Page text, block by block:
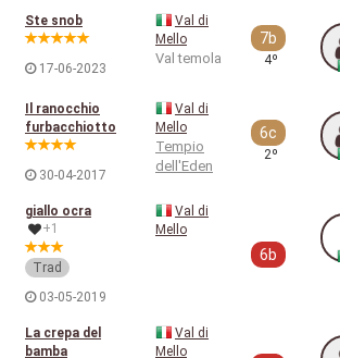
Ste snob
17-06-2023
Val di
Mello
Val temola
7b
4º
Il ranocchio
furbacchiotto
30-04-2017
Val di
Mello
Tempio
dell'Eden
6c
2º
giallo ocra
+1
Trad
03-05-2019
Val di
Mello
6b
La crepa del
bamba
Val di
Mello